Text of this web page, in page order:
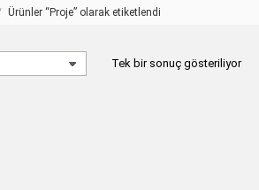
here:
Ürünler “Proje” olarak etiketlendi
Tek bir sonuç gösteriliyor